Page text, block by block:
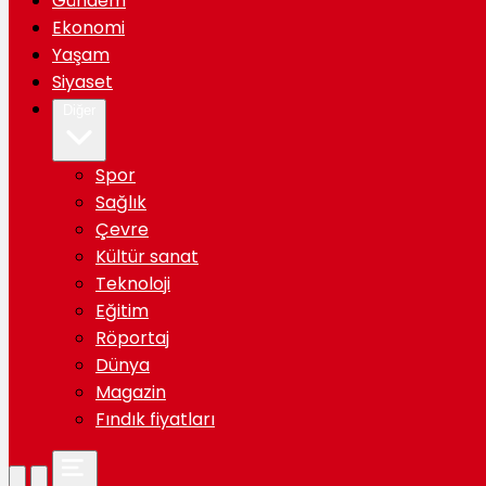
Ekonomi
Yaşam
Siyaset
Spor
Sağlık
Çevre
Kültür sanat
Teknoloji
Eğitim
Röportaj
Dünya
Magazin
Fındık fiyatları